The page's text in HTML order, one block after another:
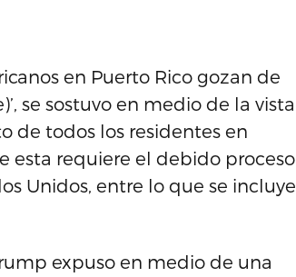
en Puerto Rico gozan de
se sostuvo en medio de la vista
de todos los residentes en
esta requiere el debido proceso
Unidos, entre lo que se incluye
expuso en medio de una